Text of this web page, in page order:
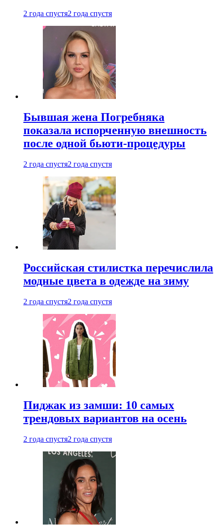
2 года спустя2 года спустя
Бывшая жена Погребняка
показала испорченную внешность
после одной бьюти-процедуры
2 года спустя2 года спустя
Российская стилистка перечислила
модные цвета в одежде на зиму
2 года спустя2 года спустя
Пиджак из замши: 10 самых
трендовых вариантов на осень
2 года спустя2 года спустя